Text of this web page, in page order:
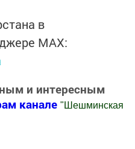
в
MАХ:
и интересным
канале " Шешминская